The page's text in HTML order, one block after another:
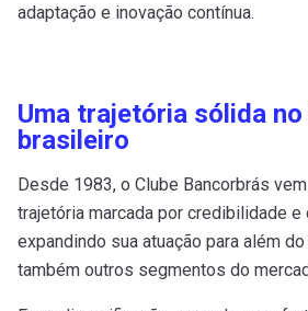
adaptação e inovação contínua.
Uma trajetória sólida
brasileiro
Desde 1983, o Clube Bancorbrás
trajetória marcada por credibilidade e
expandindo sua atuação para além
também outros segmentos do